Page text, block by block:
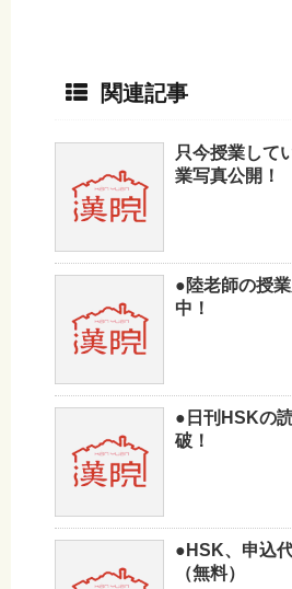
関連記事
只今授業して
業写真公開！
●陸老師の授
中！
●日刊HSKの
破！
●HSK、申込
（無料）